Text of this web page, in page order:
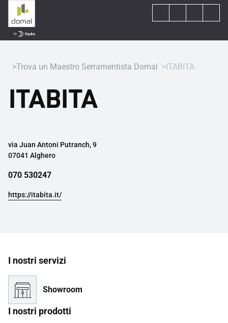
Trova un Maestro Serramentista Domal ITABITA
ITABITA
via Juan Antoni Putranch, 9
07041 Alghero
070 530247
https://itabita.it/
I nostri servizi
Showroom
I nostri prodotti